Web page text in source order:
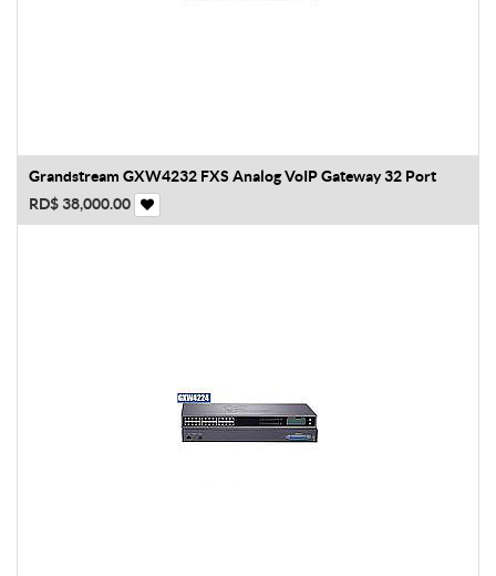
Grandstream GXW4232 FXS Analog VoIP Gateway 32 Port
RD$38,000.00